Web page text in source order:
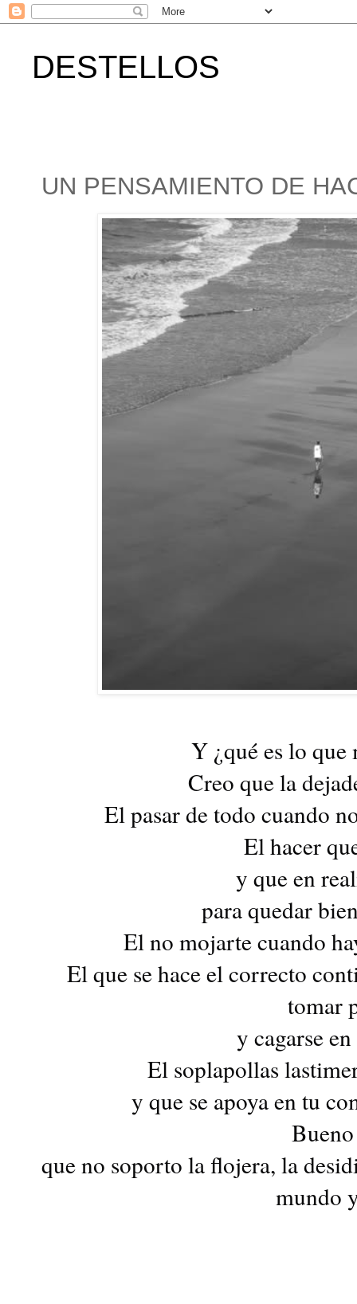
DESTELLOS
UN PENSAMIENTO DE
Y ¿qué es lo que
Creo que la
El pasar de todo cuando
El hacer
y que en
para quedar
El no mojarte cuando
El que se hace el correcto
tomar
y cagarse
El soplapollas
y que se apoya en tu
que no soporto la flojera, la
mundo